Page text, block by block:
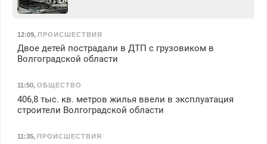
12:09, ПРОИСШЕСТВИЯ
Двое детей пострадали в ДТП с грузовиком в
Волгоградской области
11:50, ОБЩЕСТВО
406,8 тыс. кв. метров жилья ввели в эксплуатация
строители Волгоградской области
11:35, ПРОИСШЕСТВИЯ